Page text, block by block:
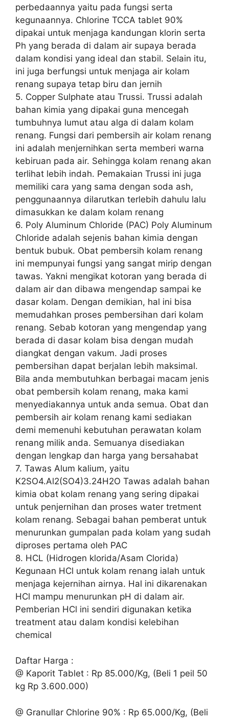
perbedaannya yaitu pada fungsi serta
kegunaannya. Chlorine TCCA tablet 90%
dipakai untuk menjaga kandungan klorin serta
Ph yang berada di dalam air supaya berada
dalam kondisi yang ideal dan stabil. Selain itu,
ini juga berfungsi untuk menjaga air kolam
renang supaya tetap biru dan jernih
5. Copper Sulphate atau Trussi. Trussi adalah
bahan kimia yang dipakai guna mencegah
tumbuhnya lumut atau alga di dalam kolam
renang. Fungsi dari pembersih air kolam renang
ini adalah menjernihkan serta memberi warna
kebiruan pada air. Sehingga kolam renang akan
terlihat lebih indah. Pemakaian Trussi ini juga
memiliki cara yang sama dengan soda ash,
penggunaannya dilarutkan terlebih dahulu lalu
dimasukkan ke dalam kolam renang
6. Poly Aluminum Chloride (PAC) Poly Aluminum
Chloride adalah sejenis bahan kimia dengan
bentuk bubuk. Obat pembersih kolam renang
ini mempunyai fungsi yang sangat mirip dengan
tawas. Yakni mengikat kotoran yang berada di
dalam air dan dibawa mengendap sampai ke
dasar kolam. Dengan demikian, hal ini bisa
memudahkan proses pembersihan dari kolam
renang. Sebab kotoran yang mengendap yang
berada di dasar kolam bisa dengan mudah
diangkat dengan vakum. Jadi proses
pembersihan dapat berjalan lebih maksimal.
Bila anda membutuhkan berbagai macam jenis
obat pembersih kolam renang, maka kami
menyediakannya untuk anda semua. Obat dan
pembersih air kolam renang kami sediakan
demi memenuhi kebutuhan perawatan kolam
renang milik anda. Semuanya disediakan
dengan lengkap dan harga yang bersahabat
7. Tawas Alum kalium, yaitu
K2SO4.Al2(SO4)3.24H2O Tawas adalah bahan
kimia obat kolam renang yang sering dipakai
untuk penjernihan dan proses water tretment
kolam renang. Sebagai bahan pemberat untuk
menurunkan gumpalan pada kolam yang sudah
diproses pertama oleh PAC
8. HCL (Hidrogen klorida/Asam Clorida)
Kegunaan HCl untuk kolam renang ialah untuk
menjaga kejernihan airnya. Hal ini dikarenakan
HCl mampu menurunkan pH di dalam air.
Pemberian HCl ini sendiri digunakan ketika
treatment atau dalam kondisi kelebihan
chemical
Daftar Harga :
@ Kaporit Tablet : Rp 85.000/Kg, (Beli 1 peil 50
kg Rp 3.600.000)
@ Granullar Chlorine 90% : Rp 65.000/Kg, (Beli